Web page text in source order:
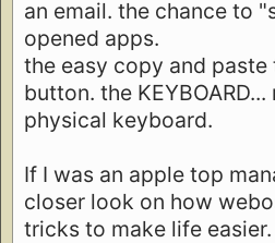
an email. the chance to
opened apps.
the easy copy and
button. the
physical keyboard.
If I was an apple top
closer look on how
tricks to make life easier.